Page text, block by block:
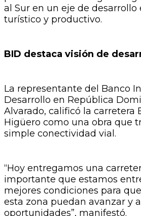
al Sur en un eje de desarrollo
turístico y productivo.
BID destaca visión de
La representante del Banco
Desarrollo en República
Alvarado, calificó la carretera
Higüero como una obra que
simple conectividad vial.
“Hoy entregamos una
importante que estamos
mejores condiciones para
esta zona puedan avanzar y
oportunidades”, manifestó.